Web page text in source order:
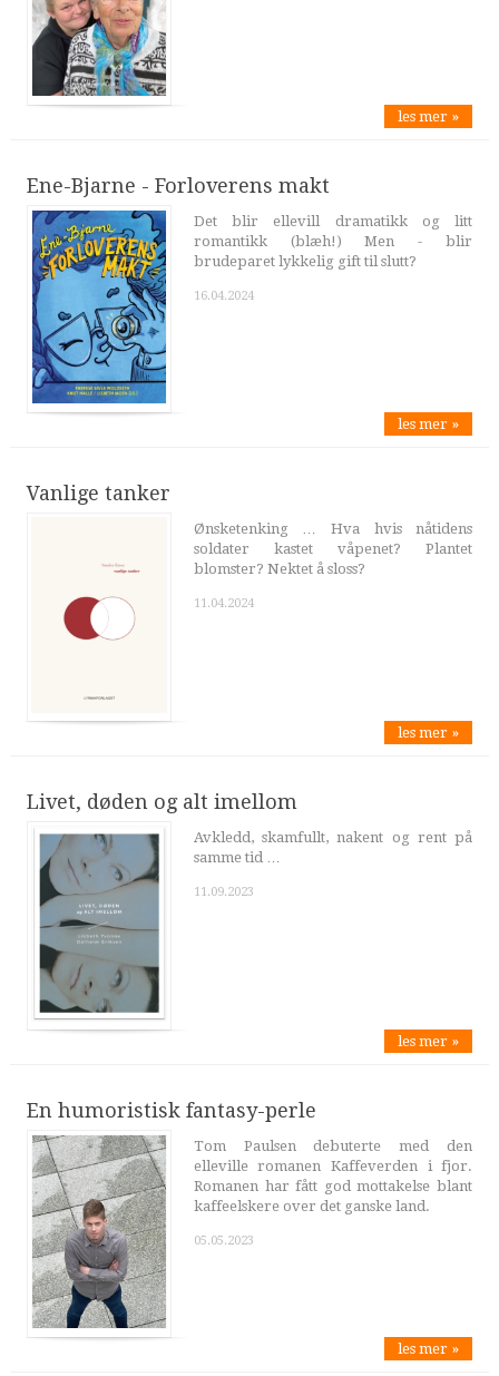
les mer »
Ene-Bjarne - Forloverens makt
Det blir ellevill dramatikk og litt
romantikk (blæh!) Men - blir
brudeparet lykkelig gift til slutt?
16.04.2024
les mer »
Vanlige tanker
Ønsketenking … Hva hvis nåtidens
soldater kastet våpenet? Plantet
blomster? Nektet å sloss?
11.04.2024
les mer »
Livet, døden og alt imellom
Avkledd, skamfullt, nakent og rent på
samme tid …
11.09.2023
les mer »
En humoristisk fantasy-perle
Tom Paulsen debuterte med den
elleville romanen Kaffeverden i fjor.
Romanen har fått god mottakelse blant
kaffeelskere over det ganske land.
05.05.2023
les mer »